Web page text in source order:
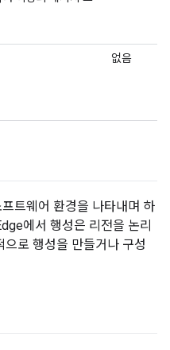
없음
트웨어 환경을 나타내며 하
에서 행성은 리전을 논리
로 행성을 만들거나 구성